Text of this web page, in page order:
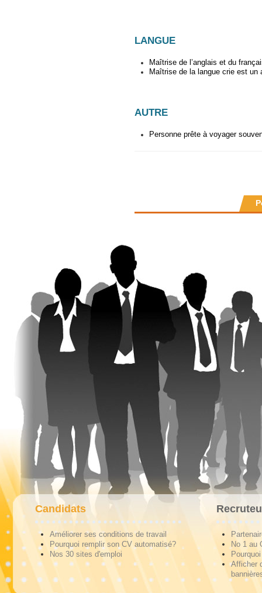
LANGUE
Maîtrise de l’anglais et du
Maîtrise de la langue crie est un
AUTRE
Personne prête à voyager
Candidats
Améliorer ses conditions de travail
Pourquoi remplir son CV automatisé?
Nos 30 sites d'emploi
No 1 au
Afficher